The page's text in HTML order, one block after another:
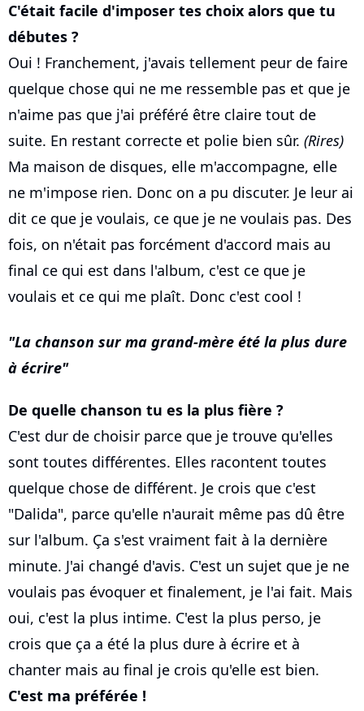
C'était facile d'imposer tes choix alors que tu
débutes ?
Oui ! Franchement, j'avais tellement peur de faire
quelque chose qui ne me ressemble pas et que je
n'aime pas que j'ai préféré être claire tout de
suite. En restant correcte et polie bien sûr. (Rires)
Ma maison de disques, elle m'accompagne, elle
ne m'impose rien. Donc on a pu discuter. Je leur ai
dit ce que je voulais, ce que je ne voulais pas. Des
fois, on n'était pas forcément d'accord mais au
final ce qui est dans l'album, c'est ce que je
voulais et ce qui me plaît. Donc c'est cool !
La chanson sur ma grand-mère été la plus dure
à écrire
De quelle chanson tu es la plus fière ?
C'est dur de choisir parce que je trouve qu'elles
sont toutes différentes. Elles racontent toutes
quelque chose de différent. Je crois que c'est
"Dalida", parce qu'elle n'aurait même pas dû être
sur l'album. Ça s'est vraiment fait à la dernière
minute. J'ai changé d'avis. C'est un sujet que je ne
voulais pas évoquer et finalement, je l'ai fait. Mais
oui, c'est la plus intime. C'est la plus perso, je
crois que ça a été la plus dure à écrire et à
chanter mais au final je crois qu'elle est bien.
C'est ma préférée !